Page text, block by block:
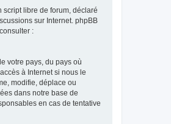
script libre de forum, déclaré
sur Internet. phpBB
:
votre pays, du pays où
à Internet si nous le
modifie, déplace ou
dans notre base de
en cas de tentative